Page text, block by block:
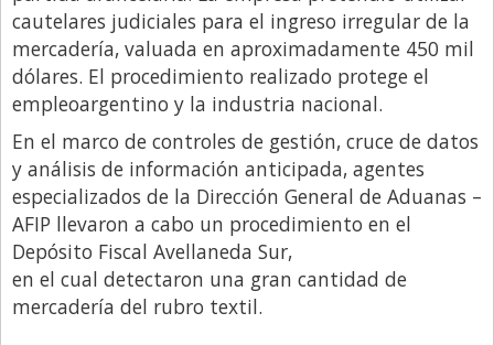
Libro de Quejas
Medios
Millonarios
Minuto Lanzamiento
Negocios
Opinion
País
Política
cautelares judiciales para el ingreso irregular de la
mercadería, valuada en aproximadamente 450 mil
dólares. El procedimiento realizado protege el
empleoargentino y la industria nacional.
En el marco de controles de gestión, cruce de datos
y análisis de información anticipada, agentes
especializados de la Dirección General de Aduanas –
AFIP llevaron a cabo un procedimiento en el
Depósito Fiscal Avellaneda Sur,
en el cual detectaron una gran cantidad de
mercadería del rubro textil.